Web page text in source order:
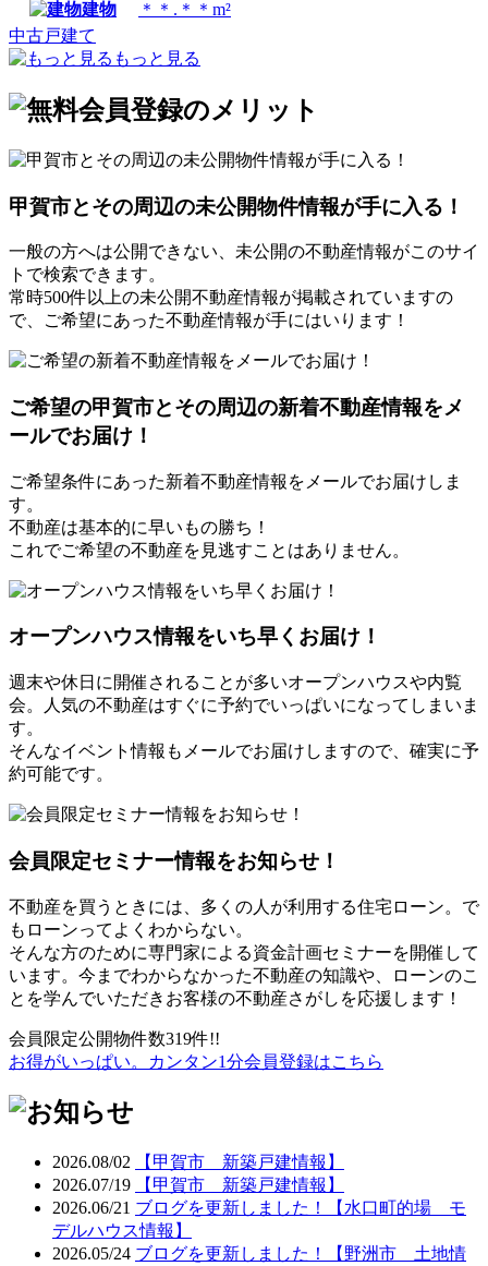
建物
＊＊.＊＊m²
中古戸建て
もっと見る
甲賀市とその周辺の未公開物件情報が手に入る！
一般の方へは公開できない、未公開の不動産情報がこのサイ
トで検索できます。
常時500件以上の未公開不動産情報が掲載されていますの
で、ご希望にあった不動産情報が手にはいります！
ご希望の甲賀市とその周辺の新着不動産情報をメ
ールでお届け！
ご希望条件にあった新着不動産情報をメールでお届けしま
す。
不動産は基本的に早いもの勝ち！
これでご希望の不動産を見逃すことはありません。
オープンハウス情報をいち早くお届け！
週末や休日に開催されることが多いオープンハウスや内覧
会。人気の不動産はすぐに予約でいっぱいになってしまいま
す。
そんなイベント情報もメールでお届けしますので、確実に予
約可能です。
会員限定セミナー情報をお知らせ！
不動産を買うときには、多くの人が利用する住宅ローン。で
もローンってよくわからない。
そんな方のために専門家による資金計画セミナーを開催して
います。今までわからなかった不動産の知識や、ローンのこ
とを学んでいただきお客様の不動産さがしを応援します！
会員限定公開物件数319件!!
お得がいっぱい。カンタン1分会員登録はこちら
2026.08/02
【甲賀市 新築戸建情報】
2026.07/19
【甲賀市 新築戸建情報】
2026.06/21 ブログを更新しました！【水口町的場 モ
デルハウス情報】
2026.05/24 ブログを更新しました！【野洲市 土地情